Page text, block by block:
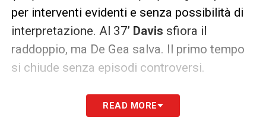
per interventi evidenti e senza possibilità di
interpretazione. Al 37’ Davis sfiora il
raddoppio, ma De Gea salva. Il primo tempo
si chiude senza episodi controversi.
La svolta arriva al 61’:Ruganientra in ritardo
su un avversario in area e Pairetto assegna il
READ MORE